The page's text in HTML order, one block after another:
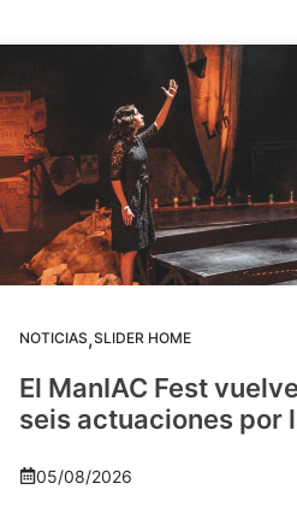
NOTICIAS,SLIDER HOME
El ManIAC Fest
seis actuaciones por
05/08/2026